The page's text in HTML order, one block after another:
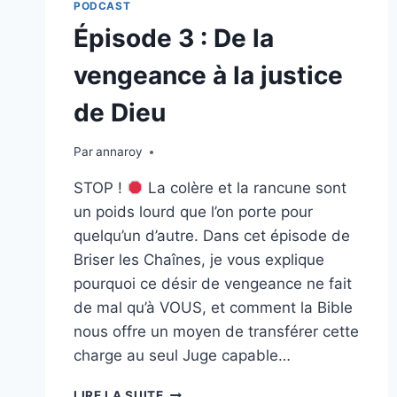
PODCAST
Épisode 3 : De la
vengeance à la justice
de Dieu
Parannaroy
STOP !
La colère et la rancune sont
un poids lourd que l’on porte pour
quelqu’un d’autre. Dans cet épisode de
Briser les Chaînes, je vous explique
pourquoi ce désir de vengeance ne fait
de mal qu’à VOUS, et comment la Bible
nous offre un moyen de transférer cette
charge au seul Juge capable…
ÉPISODE